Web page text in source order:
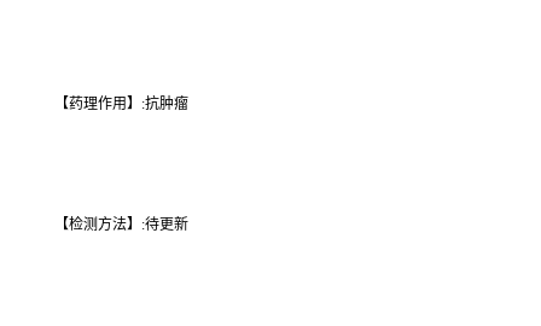
【药理作用】:抗肿瘤
【检测方法】:待更新